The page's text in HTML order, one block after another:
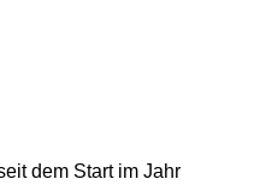
dem Start im Jahr